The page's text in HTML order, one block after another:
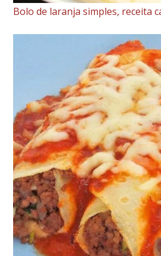
Bolo de laranja simples, receita